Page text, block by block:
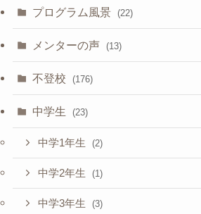
プログラム風景 (22)
メンターの声 (13)
不登校 (176)
中学生 (23)
中学1年生 (2)
中学2年生 (1)
中学3年生 (3)